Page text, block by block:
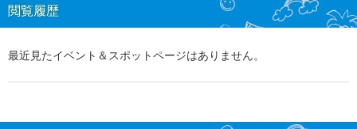
閲覧履歴
最近見たイベント＆スポットページはありません。